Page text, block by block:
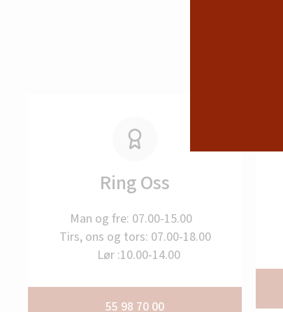
Ring Oss
Man og fre: 07.00-15.00
Tirs, ons og tors: 07.00-18.00
Lør :10.00-14.00
55 98 70 00